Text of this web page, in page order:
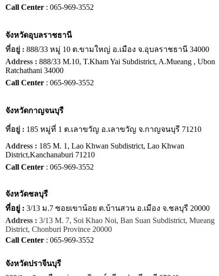
Call Center : 065-969-3552
จังหวัดอุบลราชธานี
ที่อยู่ : 888/33 หมู่ 10 ต.ขามใหญ่ อ.เมือง จ.อุบลราชธานี 34000
Address : 888/33 M.10, T.Kham Yai Subdistrict, A.Mueang , Ubon
Ratchathani 34000
Call Center : 065-969-3552
จังหวัดกาญจนบุรี
ที่อยู่ : 185 หมู่ที่ 1 ต.เลาขวัญ อ.เลาขวัญ จ.กาญจนบุรี 71210
Address : 185 M. 1, Lao Khwan Subdistrict, Lao Khwan
District,Kanchanaburi 71210
Call Center : 065-969-3552
จังหวัดชลบุรี
ที่อยู่ : 3/13 ม.7 ซอยเขาน้อย ต.บ้านสวน อ.เมือง จ.ชลบุรี 20000
Address : 3/13 M. 7, Soi Khao Noi, Ban Suan Subdistrict, Mueang
District, Chonburi Province 20000
Call Center : 065-969-3552
จังหวัดปราจีนบุรี